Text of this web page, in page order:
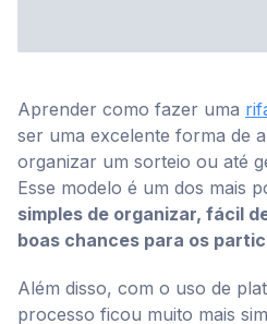
Aprender como fazer uma
ser uma excelente forma de
organizar um sorteio ou até
Esse modelo é um dos mais
simples de organizar, fácil
boas chances para os
Além disso, com o uso de
processo ficou muito mais